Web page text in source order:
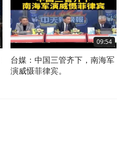
09:54
台媒：中国三管齐下，南海军
演威慑菲律宾。